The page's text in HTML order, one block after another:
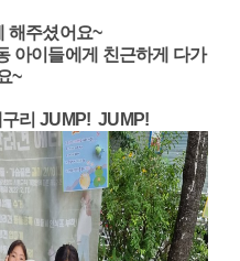
해주셨어요~
아이들에게 친근하게 다가
~
리 JUMP! JUMP!